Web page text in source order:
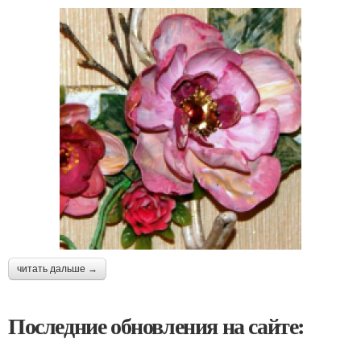
читать дальше →
Последние обновления на сайте: